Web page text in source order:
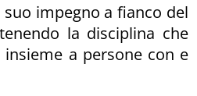
impegno a fianco del
la disciplina che
a persone con e